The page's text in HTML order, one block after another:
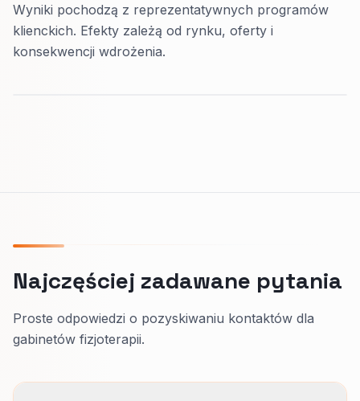
Wyniki pochodzą z reprezentatywnych programów
klienckich. Efekty zależą od rynku, oferty i
konsekwencji wdrożenia.
Najczęściej zadawane pytania
Proste odpowiedzi o pozyskiwaniu kontaktów dla
gabinetów fizjoterapii.